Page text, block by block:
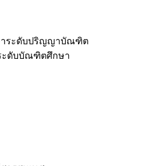
าระดับปริญญาบัณฑิต
ะดับบัณฑิตศึกษา